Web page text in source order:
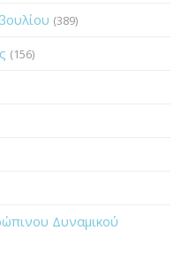
(389)
(156)
Δυναμικού